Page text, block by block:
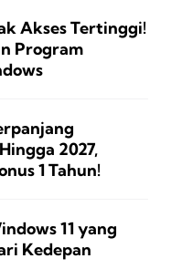
Akses Tertinggi!
Program
2027,
1 Tahun!
11 yang
Kedepan